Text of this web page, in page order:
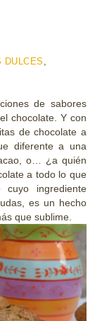
DULCES,
de sabores
chocolate. Y con
de chocolate a
diferente a una
o… ¿a quién
a todo lo que
ingrediente
es un hecho
que sublime.